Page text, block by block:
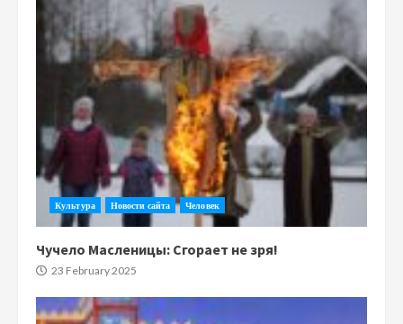
Культура Новости сайта Человек
Чучело Масленицы: Сгорает не зря!
23 February 2025